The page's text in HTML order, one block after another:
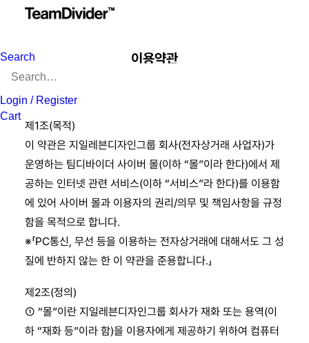
Search
Login / Register
Cart
이용약관
제1조(목적)
이 약관은 지일레븐디자인그룹 회사(전자상거래 사업자)가
운영하는 팀디바이더 사이버 몰(이하 “몰”이라 한다)에서 제
공하는 인터넷 관련 서비스(이하 “서비스”라 한다)를 이용함
에 있어 사이버 몰과 이용자의 권리/의무 및 책임사항을 규정
함을 목적으로 합니다.
※「PC통신, 무선 등을 이용하는 전자상거래에 대해서도 그 성
질에 반하지 않는 한 이 약관을 준용합니다.」
제2조(정의)
① “몰”이란 지일레븐디자인그룹 회사가 재화 또는 용역(이
하 “재화 등”이라 함)을 이용자에게 제공하기 위하여 컴퓨터